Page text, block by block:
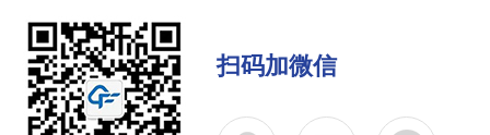
扫码加微信